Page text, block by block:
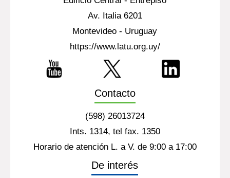
Av. Italia 6201
Montevideo - Uruguay
https://www.latu.org.uy/
Contacto
(598) 26013724
Ints. 1314, tel fax. 1350
Horario de atención L. a V. de 9:00 a 17:00
De interés